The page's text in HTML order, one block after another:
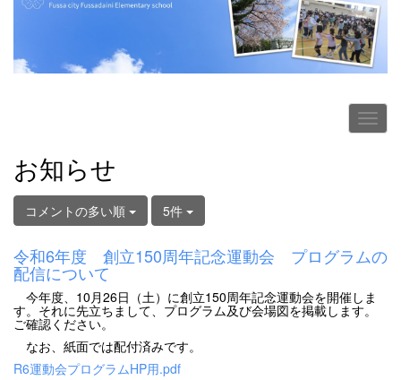
お知らせ
コメントの多い順 5件
令和6年度 創立150周年記念運動会 プログラムの
配信について
今年度、10月26日（土）に創立150周年記念運動会を開催しま
す。それに先立ちまして、プログラム及び会場図を掲載します。
ご確認ください。
なお、紙面では配付済みです。
R6運動会プログラムHP用.pdf